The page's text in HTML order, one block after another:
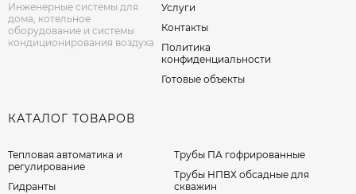
Инженерные системы для
дома, котельное
оборудование и системы
кондиционирования воздуха
Услуги
Контакты
Политика
конфиденциальности
Готовые объекты
КАТАЛОГ ТОВАРОВ
Тепловая автоматика и
регулирование
Гидранты
Трубы ПА гофрированные
Трубы НПВХ обсадные для
скважин